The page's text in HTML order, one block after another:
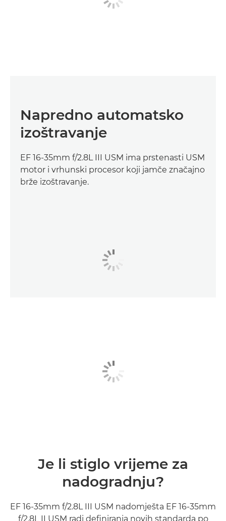
Napredno automatsko
izoštravanje
EF 16-35mm f/2.8L III USM ima prstenasti USM
motor i vrhunski procesor koji jamče značajno
brže izoštravanje.
Je li stiglo vrijeme za
nadogradnju?
EF 16-35mm f/2.8L III USM nadomješta EF 16-35mm
f/2.8L II USM radi definiranja novih standarda po